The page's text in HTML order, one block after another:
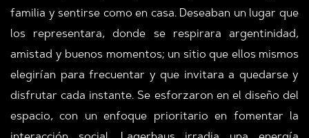
familia y sentirse como en casa. Deseaban un lugar que
los representara, donde se respirara argentinidad,
amistad y buenos momentos; un sitio que ellos mismos
elegirían para frecuentar y que invitara a quedarse y
disfrutar cada instante. Se esforzaron en el diseño del
espacio, con un enfoque prioritario en fomentar la